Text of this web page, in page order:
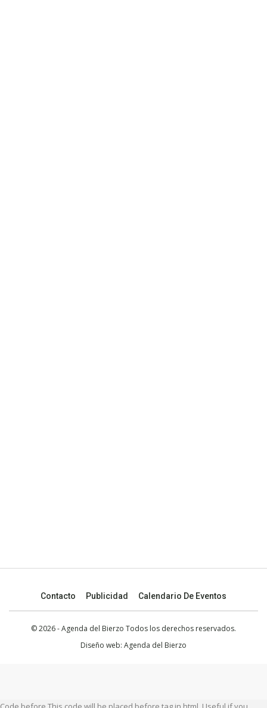
Contacto Publicidad Calendario De Eventos
© 2026 - Agenda del Bierzo Todos los derechos reservados.
Diseño web: Agenda del Bierzo